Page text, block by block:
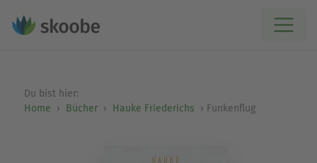
Du bist hier:
Home
Bücher Hauke Friederichs Funkenflug